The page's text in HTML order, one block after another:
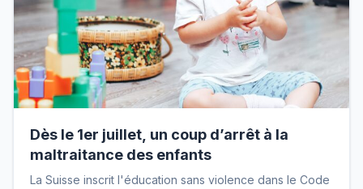
Dès le 1er juillet, un coup d’arrêt à la
maltraitance des enfants
La Suisse inscrit l'éducation sans violence dans le Code